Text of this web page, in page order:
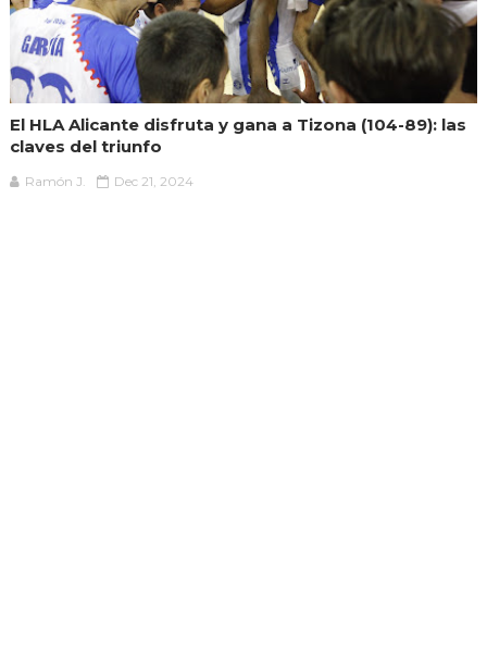
El HLA Alicante disfruta y gana a Tizona (104-89): las
claves del triunfo
Ramón J. Dec 21, 2024